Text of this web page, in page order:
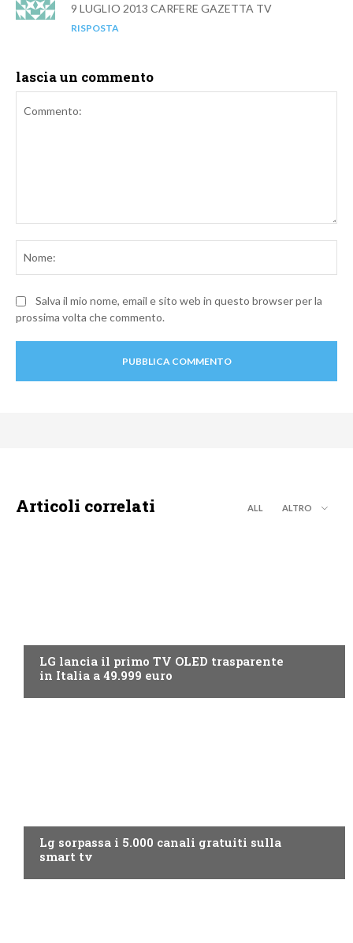
9 LUGLIO 2013 CARFERE GAZETTA TV
RISPOSTA
lascia un commento
Salva il mio nome, email e sito web in questo browser per la
prossima volta che commento.
Articoli correlati ALL ALTRO
LG lancia il primo TV OLED trasparente
in Italia a 49.999 euro
Lg sorpassa i 5.000 canali gratuiti sulla
smart tv